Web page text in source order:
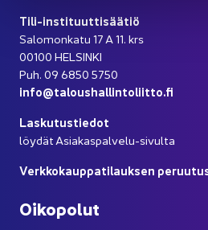
Tili-​instituuttisäätiö
Sa­lo­mon­ka­tu 17 A 11. krs
00100 HEL­SIN­KI
Puh. 09 6850 5750
info@ta­lous­hal­lin­to­liit­to.fi
Las­ku­tus­tie­dot
löy­dät Asiakaspalvelu-​sivulta
Verk­ko­kaup­pa­ti­lauk­sen
Oi­ko­po­lut